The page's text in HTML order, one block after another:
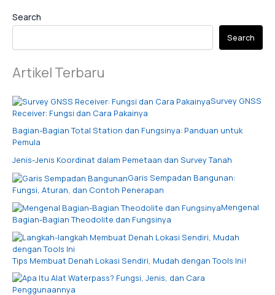
Search
Search
Artikel Terbaru
Survey GNSS
Receiver: Fungsi dan Cara Pakainya
Bagian-Bagian Total Station dan Fungsinya: Panduan untuk
Pemula
Jenis-Jenis Koordinat dalam Pemetaan dan Survey Tanah
Garis Sempadan Bangunan:
Fungsi, Aturan, dan Contoh Penerapan
Mengenal
Bagian-Bagian Theodolite dan Fungsinya
Tips Membuat Denah Lokasi Sendiri, Mudah dengan Tools Ini!